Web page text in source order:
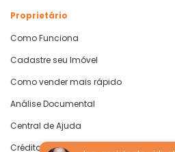
Proprietário
Como Funciona
Cadastre seu Imóvel
Como vender mais rápido
Análise Documental
Central de Ajuda
Crédito com Garantia de Imóvel